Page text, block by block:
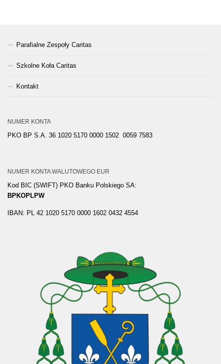
Parafialne Zespoły Caritas
Szkolne Koła Caritas
Kontakt
NUMER KONTA
PKO BP S.A. 36 1020 5170 0000 1502 0059 7583
NUMER KONTA WALUTOWEGO EUR
Kod BIC (SWIFT) PKO Banku Polskiego SA:
BPKOPLPW
IBAN: PL 42 1020 5170 0000 1602 0432 4554